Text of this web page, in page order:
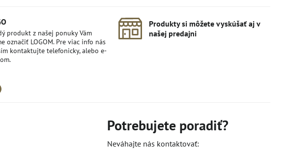
produkt z našej ponuky Vám
označiť LOGOM. Pre viac info nás
kontaktujte telefonicky, alebo e-
Produkty si môžete vyskúšať aj v
našej predajni
Potrebujete poradiť?
Neváhajte nás kontaktovať: